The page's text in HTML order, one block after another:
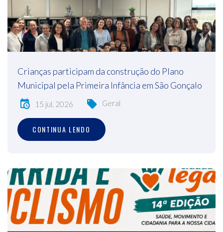
Crianças participam da construção do Plano
Municipal pela Primeira Infância em São Gonçalo
15 jul, 2026 Geral
CONTINUA LENDO